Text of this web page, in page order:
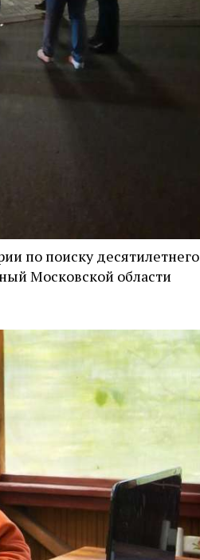
по поиску десятилетнего
Московской области